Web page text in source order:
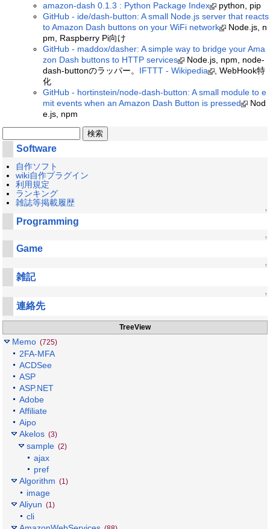
amazon-dash 0.1.3 : Python Package Index
python, pip
GitHub - ide/dash-button: A small Node.js server that reacts
to Amazon Dash buttons on your WiFi network
Node.js, n
pm, Raspberry Pi向け
GitHub - maddox/dasher: A simple way to bridge your Ama
zon Dash buttons to HTTP services
Node.js, npm, node-
dash-buttonのラッパー。 IFTTT - Wikipedia
, WebHook特
化
GitHub - hortinstein/node-dash-button: A small module to e
mit events when an Amazon Dash Button is pressed
Nod
e.js, npm
Software
自作ソフト
wiki自作プラグイン
利用規定
ランキング
雑誌等掲載履歴
↑
Programming
↑
Game
↑
雑記
↑
連絡先
TreeView
Memo (725)
2FA-MFA
ACDSee
ASP
ASP.NET
Adobe
Affiliate
Aipo
Akelos (3)
sample (2)
ajax
pref
Algorithm (1)
image
Aliyun (1)
cli